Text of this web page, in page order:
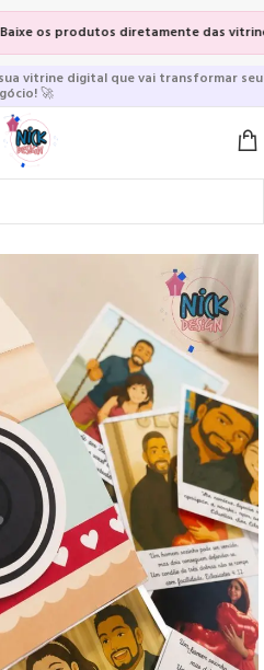
os produtos diretamente das vitrines e
vitrine digital que vai transformar seu
🚀